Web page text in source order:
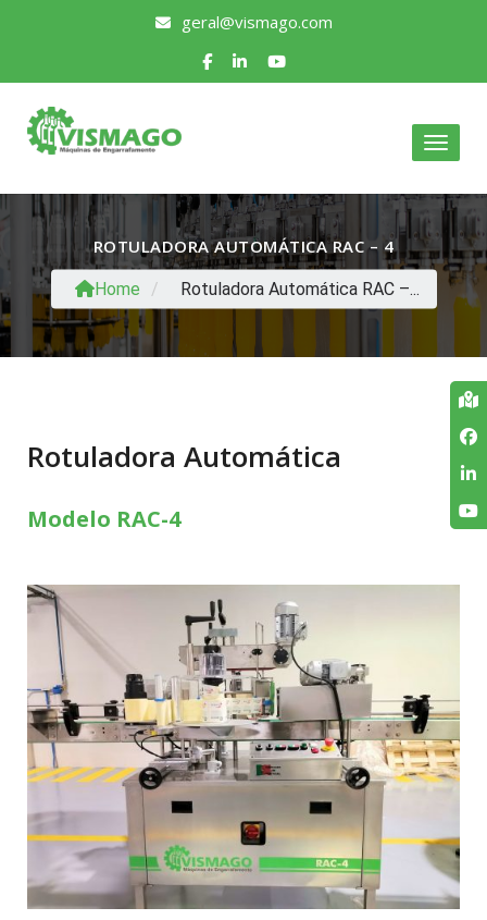
geral@vismago.com
ROTULADORA AUTOMÁTICA RAC – 4
Home / Rotuladora Automática RAC –...
Rotuladora Automática
Modelo RAC-4